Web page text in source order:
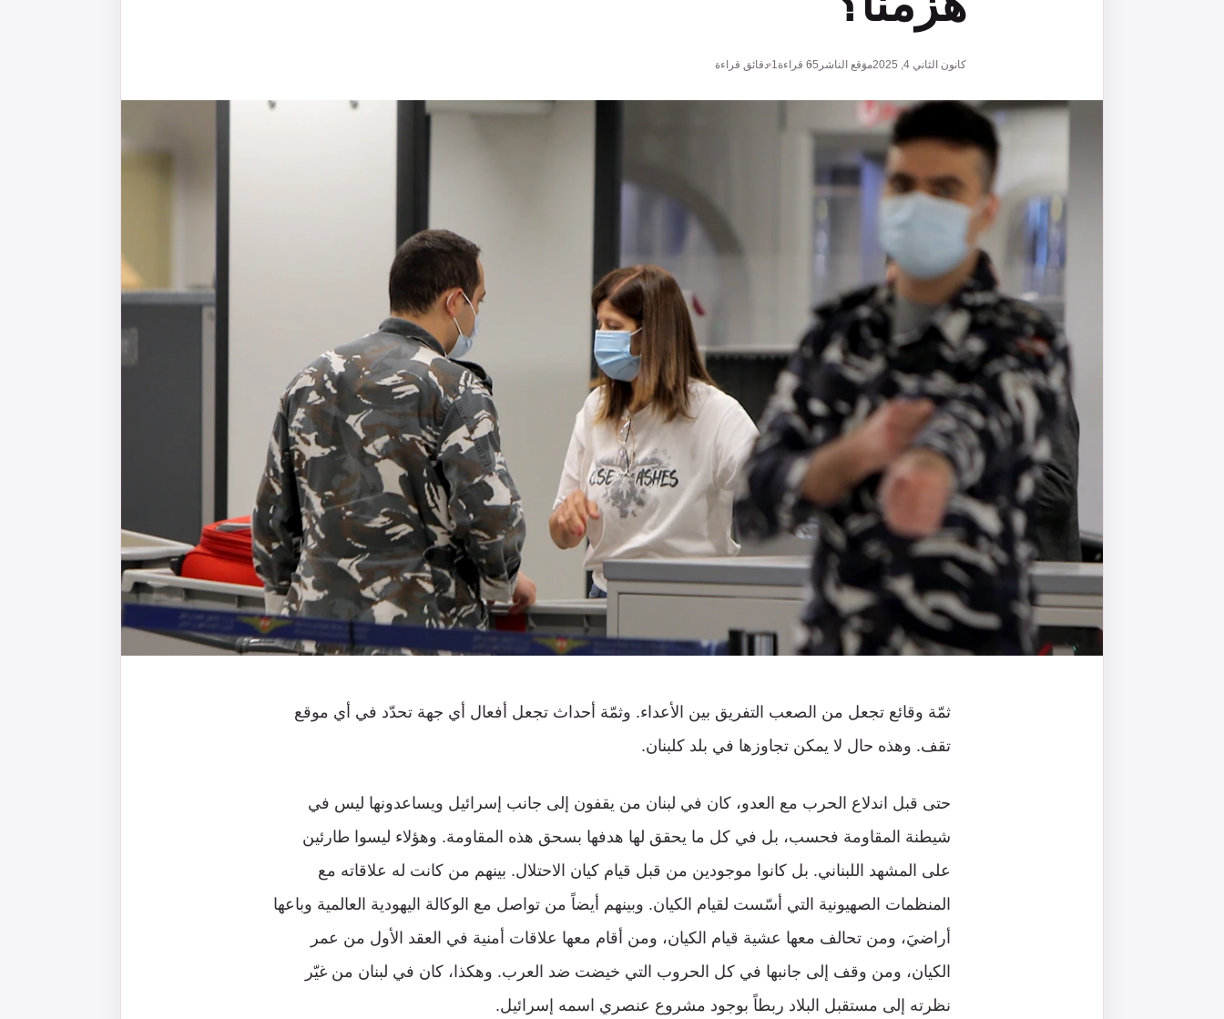
كانون الثاني 4, 2025 موقع الناشر 65 قراءة1 دقائق قراءة
ثمّة وقائع تجعل من الصعب التفريق بين الأعداء. وثمّة أحداث تجعل أفعال أي جهة تحدّد في أي موقع
تقف. وهذه حال لا يمكن تجاوزها في بلد كلبنان.
حتى قبل اندلاع الحرب مع العدو، كان في لبنان من يقفون إلى جانب إسرائيل ويساعدونها ليس في
شيطنة المقاومة فحسب، بل في كل ما يحقق لها هدفها بسحق هذه المقاومة. وهؤلاء ليسوا طارئين
على المشهد اللبناني. بل كانوا موجودين من قبل قيام كيان الاحتلال. بينهم من كانت له علاقاته مع
المنظمات الصهيونية التي أسّست لقيام الكيان. وبينهم أيضاً من تواصل مع الوكالة اليهودية العالمية وباعها
أراضيَ، ومن تحالف معها عشية قيام الكيان، ومن أقام معها علاقات أمنية في العقد الأول من عمر
الكيان، ومن وقف إلى جانبها في كل الحروب التي خيضت ضد العرب. وهكذا، كان في لبنان من غيّر
نظرته إلى مستقبل البلاد ربطاً بوجود مشروع عنصري اسمه إسرائيل.